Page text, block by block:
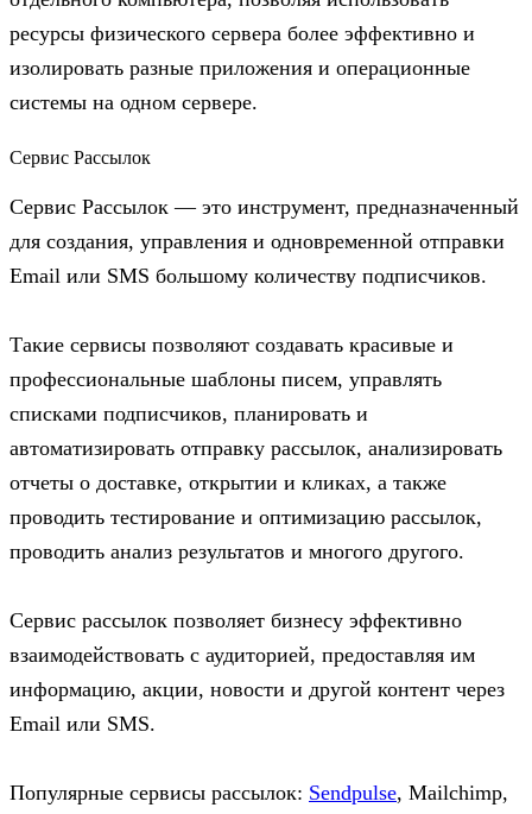
ресурсы физического сервера более эффективно и
изолировать разные приложения и операционные
системы на одном сервере.
Сервис Рассылок
Сервис Рассылок — это инструмент, предназначенный
для создания, управления и одновременной отправки
Email или SMS большому количеству подписчиков.
Такие сервисы позволяют создавать красивые и
профессиональные шаблоны писем, управлять
списками подписчиков, планировать и
автоматизировать отправку рассылок, анализировать
отчеты о доставке, открытии и кликах, а также
проводить тестирование и оптимизацию рассылок,
проводить анализ результатов и многого другого.
Сервис рассылок позволяет бизнесу эффективно
взаимодействовать с аудиторией, предоставляя им
информацию, акции, новости и другой контент через
Email или SMS.
Популярные сервисы рассылок: Sendpulse, Mailchimp,